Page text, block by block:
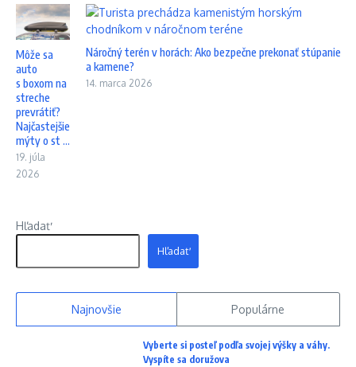
Môže sa
auto
s boxom na
streche
prevrátiť?
Najčastejšie
mýty o st ...
19. júla
2026
Náročný terén v horách: Ako bezpečne prekonať stúpanie
a kamene?
14. marca 2026
Hľadať
Hľadať
Najnovšie Populárne
Vyberte si posteľ podľa svojej výšky a váhy.
Vyspíte sa doružova